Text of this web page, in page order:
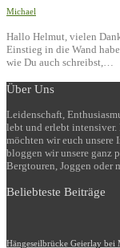
Michael
Hallo Helmut, vielen
Einstieg in die Wand
wie Du auch schreibst,…
Über Uns
Leidenschaft,
lebt und erlebt
möchten wir euch unsere
bloggen wir unsere ganz
Bergtouren, Joggen oder
Beliebteste Beiträge
Hängeseilbrücke Geierlay